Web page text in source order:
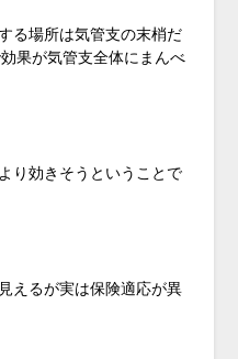
る場所は気管支の末梢だ
果が気管支全体にまんべ
り効きそうということで
えるが実は保険適応が異